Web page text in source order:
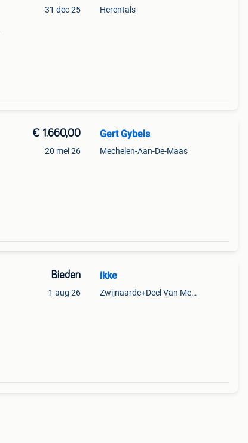
31 dec 25 Herentals
€ 1.660,00
20 mei 26
Gert Gybels
Mechelen-Aan-De-Maas
Bieden
1 aug 26
ikke
Zwijnaarde+Deel Van Merelbeke